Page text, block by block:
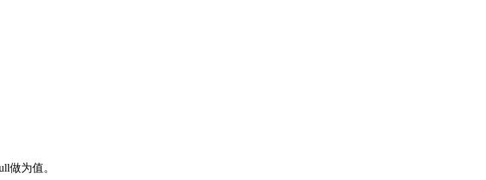
做为值。